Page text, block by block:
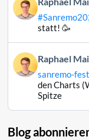
ansehen
von
Raphael
Bluesky
ansehen
statt! 🥳
Beitrag
von
Raphael
ansehen
Raphael
sanremo-
den Charts
Spitze
Blog